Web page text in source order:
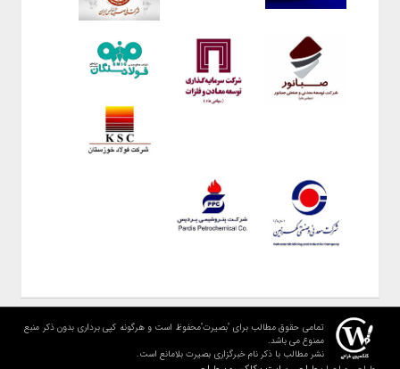
تمامی حقوق مطالب برای "بصیرت"محفوظ است و هرگونه کپی برداری بدون ذکر منبع
ممنوع می باشد.
نشر مطالب با ذکر نام خبرگزاری بصیرت بلامانع است.